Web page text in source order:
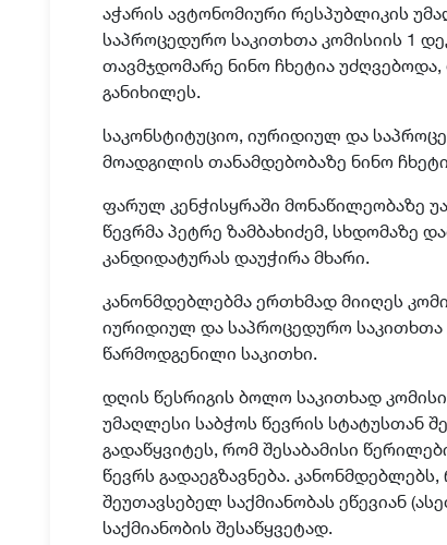
აჭარის ავტონომიური რესპუბლიკის
საპროცედურო საკითხთა კომისიის 1
თავმჯდომარე ნინო ჩხეტია
განიხილეს.
საკონსტიტუციო, იურიდიულ და
მოადგილის თანამდებობაზე ნინო
ფარულ კენჭისყრაში მონაწილეობაზე
წევრმა პეტრე ზამბახიძემ, სხდომაზე
კანდიდატურას დაუჭირა მხარი.
კანონმდებლებმა ერთხმად მიიღეს
იურიდიულ და საპროცედურო საკითხთა
წარმოდგენილი საკითხი.
დღის წესრიგის ბოლო საკითხად
უმაღლესი საბჭოს წევრის სტატუსთან
გადაწყვიტეს, რომ შესაბამისი
წევრს გადაეგზავნება.
შეუთავსებელ საქმიანობას ეწევიან
საქმიანობის შესაწყვეტად.